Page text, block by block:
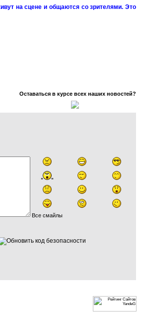
на сцене и общаются со зрителями. Это
Оставаться в курсе всех наших новостей?
Все смайлы